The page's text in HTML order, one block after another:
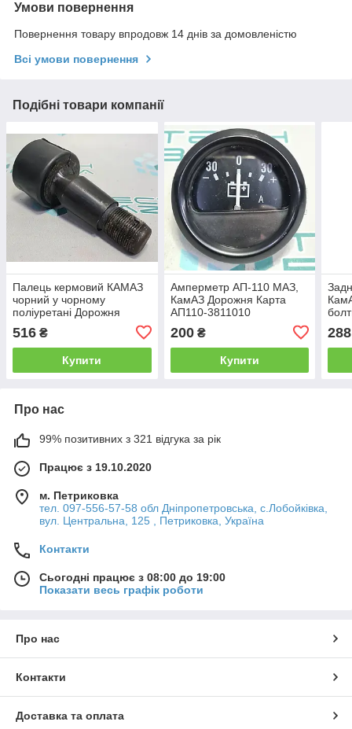
Умови повернення
Повернення товару впродовж 14 днів за домовленістю
Всі умови повернення
Подібні товари компанії
Палець кермовий КАМАЗ
чорний у чорному
поліуретані Дорожня
516 ₴
Купити
Амперметр АП-110 МАЗ,
КамАЗ Дорожня Карта
АП110-3811010
200₴
Купити
288
Про нас
99% позитивних з 321 відгука за рік
Працює з 19.10.2020
м. Петриковка
тел. 097-556-57-58 обл Дніпропетровська, с.Лобойківка,
вул. Центральна, 125 , Петриковка, Україна
Контакти
Сьогодні працює з 08:00 до 19:00
Показати весь графік роботи
Про нас
Контакти
Доставка та оплата